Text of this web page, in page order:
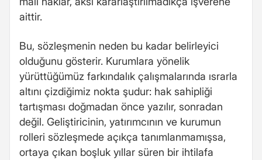
aittir.
Bu, sözleşmenin neden bu kadar belirleyici
olduğunu gösterir. Kurumlara yönelik
yürüttüğümüz farkındalık çalışmalarında ısrarla
altını çizdiğimiz nokta şudur: hak sahipliği
tartışması doğmadan önce yazılır, sonradan
değil. Geliştiricinin, yatırımcının ve kurumun
rolleri sözleşmede açıkça tanımlanmamışsa,
ortaya çıkan boşluk yıllar süren bir ihtilafa